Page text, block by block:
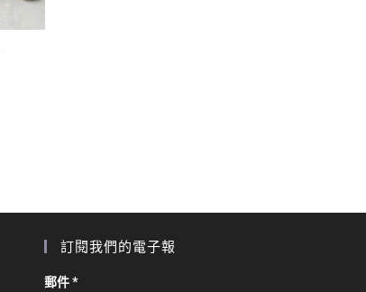
訂閱我們的電子報
郵件*